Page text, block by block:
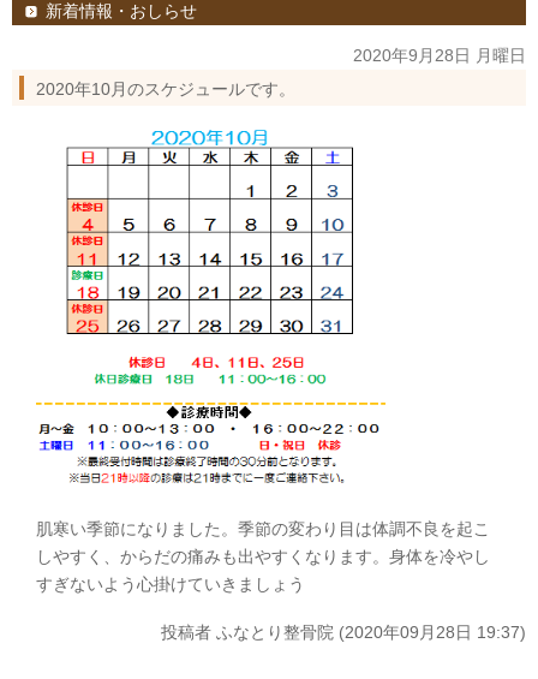
新着情報・おしらせ
2020年9月28日 月曜日
2020年10月のスケジュールです。
肌寒い季節になりました。季節の変わり目は体調不良を起こ
しやすく、からだの痛みも出やすくなります。身体を冷やし
すぎないよう心掛けていきましょう
投稿者 ふなとり整骨院 (2020年09月28日 19:37)